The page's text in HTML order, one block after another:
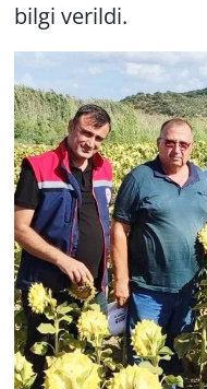
bilgi verildi.